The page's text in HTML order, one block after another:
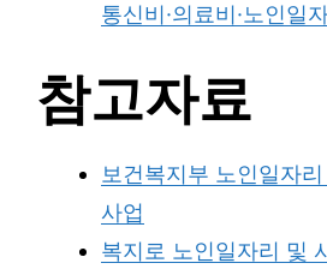
통신비·의료비·노인일
참고자료
보건복지부 노인일자
사업
복지로 노인일자리 및